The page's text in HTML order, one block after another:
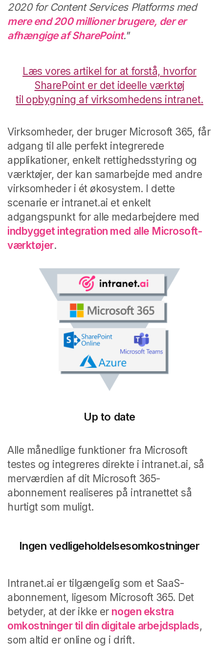
2020 for Content Services Platforms med
mere end 200 millioner brugere, der er
afhængige af SharePoint."
Læs vores artikel for at forstå, hvorfor
SharePoint er det ideelle værktøj
til opbygning af virksomhedens intranet.
Virksomheder, der bruger Microsoft 365, får
adgang til alle perfekt integrerede
applikationer, enkelt rettighedsstyring og
værktøjer, der kan samarbejde med andre
virksomheder i ét økosystem. I dette
scenarie er intranet.ai et enkelt
adgangspunkt for alle medarbejdere med
indbygget integration med alle Microsoft-
værktøjer.
Up to date
Alle månedlige funktioner fra Microsoft
testes og integreres direkte i intranet.ai, så
merværdien af dit Microsoft 365-
abonnement realiseres på intranettet så
hurtigt som muligt.
Ingen vedligeholdelsesomkostninger
Intranet.ai er tilgængelig som et SaaS-
abonnement, ligesom Microsoft 365. Det
betyder, at der ikke er nogen ekstra
omkostninger til din digitale arbejdsplads,
som altid er online og i drift.